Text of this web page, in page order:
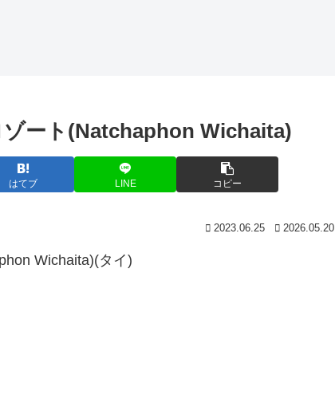
ート(Natchaphon Wichaita)
はてブ LINE コピー
2023.06.25 2026.05.20
Wichaita)(タイ)